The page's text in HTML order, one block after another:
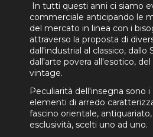
In tutti questi anni ci siamo
commerciale anticipando le
del mercato in linea con i
attraverso la proposta di
dall'industrial al classico, dallo
dall'arte povera all'esotico, del
vintage.
Peculiarità dell'insegna sono i
elementi di arredo
fascino orientale,
esclusività, scelti uno ad uno.